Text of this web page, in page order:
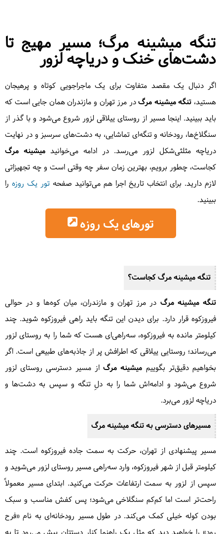
تنگه میشینه مرگ؛ مسیر مهیج تا
دشت‌های خنک و دریاچه لزور
اگر دنبال یک مقصد متفاوت برای یک ماجراجویی کوتاه و پرهیجان
هستید، تنگه میشینه مرگدر مرز تهران و مازندران همان جایی است که
باید ببینید. اینجا مسیر از روستای ییلاقی لزور شروع می‌شود و با گذر از
سنگلاخ‌ها، رودخانه و تنگه‌ای تماشایی، به دشت‌های سرسبز و در نهایت
دریاچه مثلثی‌شکل لزور می‌رسد. در ادامه می‌خوانید میشینه مرگ
کجاست، چطور برویم، بهترین زمان سفر چه وقتی است و چه تجهیزاتی
لازم دارید. برای انتخاب تاریخ اجرا هم می‌توانید صفحه تور یک روزه را
ببینید.
تورهای یک روزه
تنگه میشینه مرگکجاست؟
تنگه میشینه مرگ در مرز تهران و مازندران، میان کوه‌ها و در حوالی
فیروزکوه قرار دارد. برای دیدن این تنگه باید راهی فیروزکوه شوید. چند
کیلومتر مانده به فیروزکوه، سه‌راهی‌ای هست که شما را به روستای لزور
می‌رساند؛ روستایی ییلاقی که اطرافش پر از جاذبه‌های طبیعی است. اگر
بخواهیم دقیق‌تر بگوییم میشینه مرگاز مسیر دسترسی روستای لزور
شروع می‌شود و ادامه‌اش شما را به دلِ تنگه و سپس به دشت‌ها و
دریاچه لزور می‌برد.
مسیرهای دسترسی بهتنگه میشینه مرگ
مسیر پیشنهادی از تهران، حرکت به سمت جاده فیروزکوه است. چند
کیلومتر قبل از شهر فیروزکوه، وارد سه‌راهی مسیر روستای لزور می‌شوید و
سپس از لزور به سمت ارتفاعات حرکت می‌کنید. ابتدای مسیر معمولاً
راحت‌تر است اما کم‌کم سنگلاخی می‌شود؛ پس کفش مناسب و سبک
بودن کوله خیلی کمک می‌کند. در طول مسیر رودخانه‌ای به نام «فرح